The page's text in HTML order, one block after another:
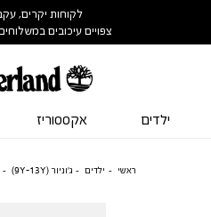
לקוחות יקרים,
צפויים עיכובים
ילדים אקססוריז
ראשי ילדים ג'וניור (9Y-13Y)